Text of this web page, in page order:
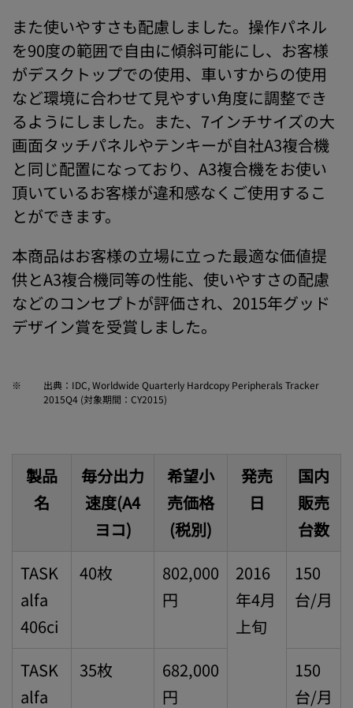
また使いやすさも配慮しました。操作パネル
を90度の範囲で自由に傾斜可能にし、お客様
がデスクトップでの使用、車いすからの使用
など環境に合わせて見やすい角度に調整でき
るようにしました。また、7インチサイズの大
画面タッチパネルやテンキーが自社A3複合機
と同じ配置になっており、A3複合機をお使い
頂いているお客様が違和感なくご使用するこ
とができます。
本商品はお客様の立場に立った最適な価値提
供とA3複合機同等の性能、使いやすさの配慮
などのコンセプトが評価され、2015年グッド
デザイン賞を受賞しました。
※
出典：IDC, Worldwide Quarterly Hardcopy Peripherals Tracker
2015Q4 (対象期間：CY2015)
製品
名
毎分出力
速度(A4
ヨコ)
希望小
売価格
(税別)
発売
日
国内
販売
台数
TASK
alfa
406ci
40枚
802,000
円
2016
年4月
上旬
150
台/月
TASK
alfa
35枚
682,000
円
150
台/月